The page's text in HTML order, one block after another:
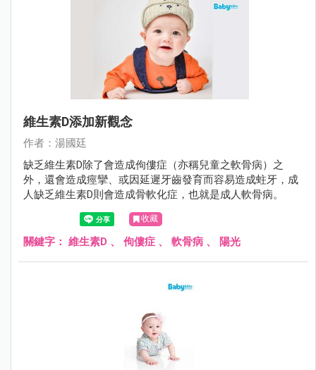
維生素D添加新觀念
作者：湯國廷
缺乏維生素D除了會造成佝僂症（亦稱兒童之軟骨病）之
外，還會造成痙攣、或因延遲牙齒發育而容易造成蛀牙，成
人缺乏維生素D則會造成骨軟化症，也就是成人軟骨病。
收藏
關鍵字： 維生素D 、 佝僂症 、 軟骨病 、 陽光